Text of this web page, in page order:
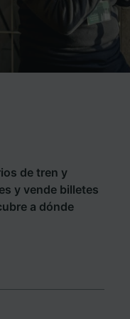
de tren y
y vende billetes
a dónde